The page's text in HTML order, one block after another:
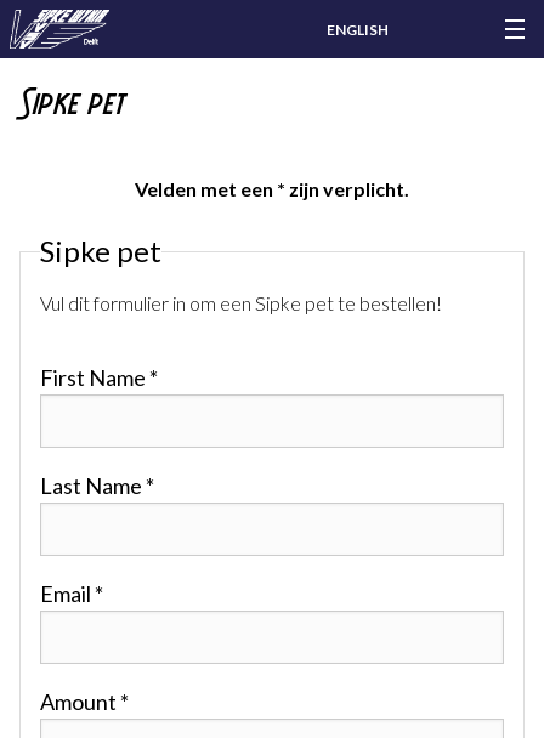
ENGLISH
Sipke pet
Velden met een * zijn verplicht.
Sipke pet
Vul dit formulier in om een Sipke pet te bestellen!
First Name *
Last Name *
Email *
Amount *